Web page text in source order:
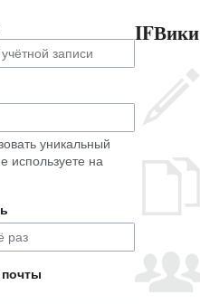
уникальный
используете на